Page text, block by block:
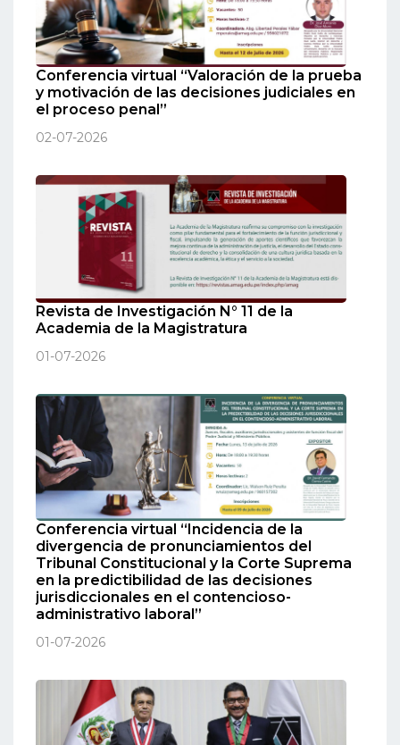
Conferencia virtual “Valoración de la prueba
y motivación de las decisiones judiciales en
el proceso penal”
02-07-2026
Revista de Investigación N° 11 de la
Academia de la Magistratura
01-07-2026
Conferencia virtual “Incidencia de la
divergencia de pronunciamientos del
Tribunal Constitucional y la Corte Suprema
en la predictibilidad de las decisiones
jurisdiccionales en el contencioso-
administrativo laboral”
01-07-2026